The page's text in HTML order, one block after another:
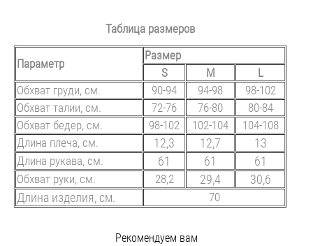
Таблица размеров
Параметр
Размер
S
M
L
Обхват груди, см.
90-94 94-98
98-102
Обхват талии, см.
72-76 76-80
80-84
Обхват бедер, см.
98-102 102-104
104-108
Длина плеча, см.
12,3 12,7 13
Длина рукава, см. 61 61 61
Обхват руки, см. 28,2 29,4
30,6
Длина изделия, см.
70
Рекомендуем вам